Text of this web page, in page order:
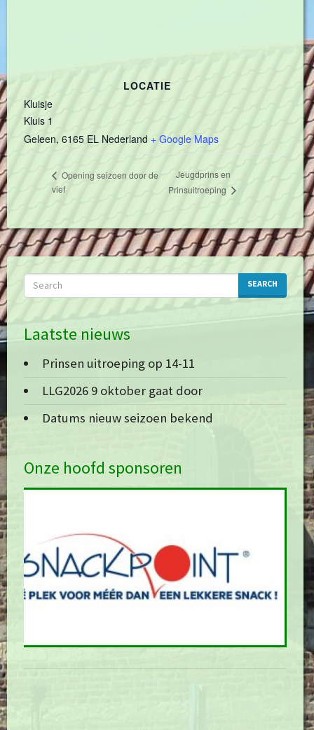
LOCATIE
Kluisje
Kluis 1
Geleen, 6165 EL Nederland + Google Maps
Opening seizoen door de
vief
Jeugdprins en
Prinsuitroeping
SEARCH
Laatste nieuws
Prinsen uitroeping op 14-11
LLG2026 9 oktober gaat door
Datums nieuw seizoen bekend
Onze hoofd sponsoren